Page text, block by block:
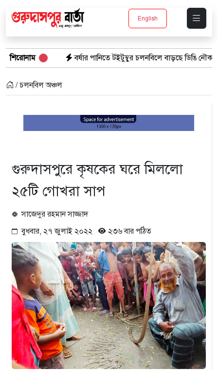
English
শিরোনামবর্ষার পানিতে টইটুম্বুর চলনবিলে বাড়ছে ডিঙি নৌকার চাহিদা
/ চলনবিল অঞ্চল
গুরুদাসপুরে কৃষকের ঘরে মিললো
২৫টি গোখরা সাপ
সাজেদুর রহমান সাজ্জাদ
বুধবার, ২৭ জুলাই ২০২২
২৩৬ বার পঠিত